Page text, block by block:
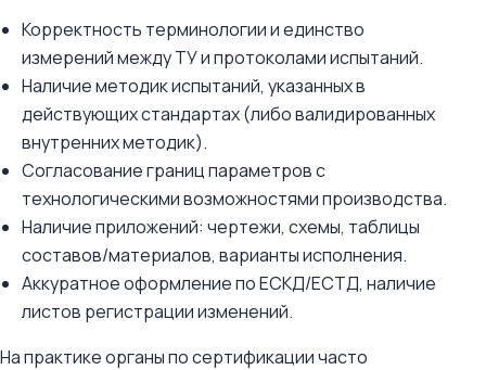
Корректность терминологии и единство
измерений между ТУ и протоколами испытаний.
Наличие методик испытаний, указанных в
действующих стандартах (либо валидированных
внутренних методик).
Согласование границ параметров с
технологическими возможностями производства.
Наличие приложений: чертежи, схемы, таблицы
составов/материалов, варианты исполнения.
Аккуратное оформление по ЕСКД/ЕСТД, наличие
листов регистрации изменений.
На практике органы по сертификации часто